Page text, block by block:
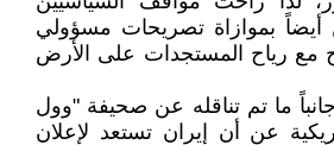
أيضاً بموازاة تصريحات مسؤولي
مع رياح المستجدات على الأرض
ما تم تناقله عن صحيفة "وول
عن أن إيران تستعد لإعلان